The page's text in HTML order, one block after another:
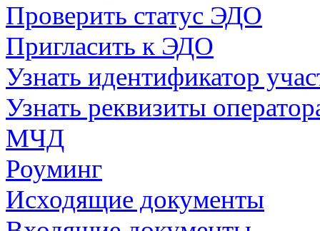
Проверить статус ЭДО
Пригласить к ЭДО
Узнать идентификатор
Узнать реквизиты
МЧД
Роуминг
Исходящие документы